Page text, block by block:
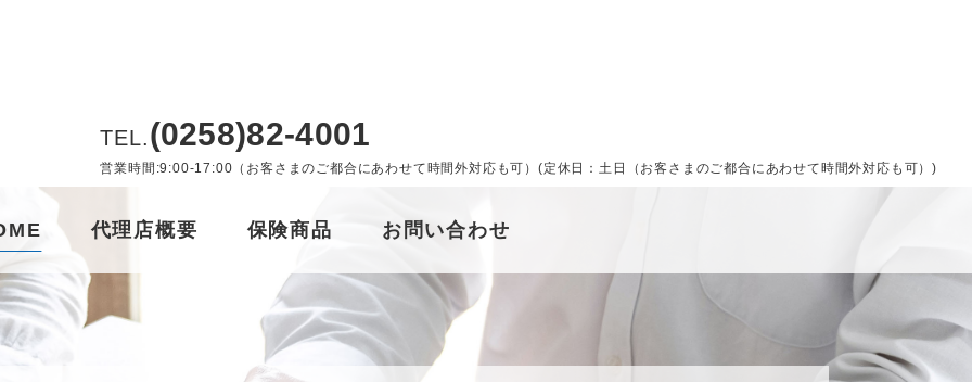
TEL.(0258)82-4001
営業時間:9:00-17:00（お客さまのご都合にあわせて時間外対応も可）(定休日：土日（お客さまのご都合にあわせて時間外対応も可）)
代理店概要 保険商品 お問い合わせ